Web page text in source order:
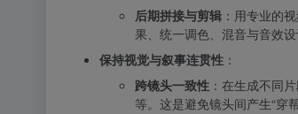
后期拼接与剪辑 ：用专业的
果、统一调色、混音与音效
保持视觉与叙事连贯性 ：
跨镜头一致性 ：在生成不同
等。这是避免镜头间产生“穿